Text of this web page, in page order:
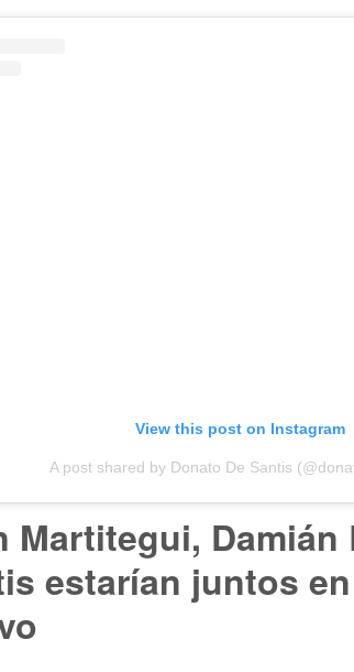
View this post on Instagram
A post shared by Donato De Santis
Martitegui,
estarían juntos